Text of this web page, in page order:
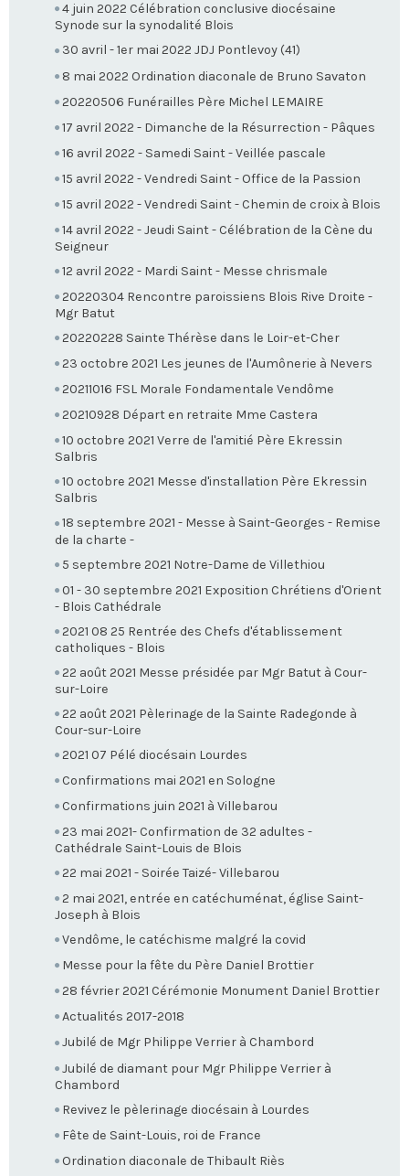
4 juin 2022 Célébration conclusive diocésaine
Synode sur la synodalité Blois
30 avril - 1er mai 2022 JDJ Pontlevoy (41)
8 mai 2022 Ordination diaconale de Bruno Savaton
20220506 Funérailles Père Michel LEMAIRE
17 avril 2022 - Dimanche de la Résurrection - Pâques
16 avril 2022 - Samedi Saint - Veillée pascale
15 avril 2022 - Vendredi Saint - Office de la Passion
15 avril 2022 - Vendredi Saint - Chemin de croix à Blois
14 avril 2022 - Jeudi Saint - Célébration de la Cène du
Seigneur
12 avril 2022 - Mardi Saint - Messe chrismale
20220304 Rencontre paroissiens Blois Rive Droite -
Mgr Batut
20220228 Sainte Thérèse dans le Loir-et-Cher
23 octobre 2021 Les jeunes de l'Aumônerie à Nevers
20211016 FSL Morale Fondamentale Vendôme
20210928 Départ en retraite Mme Castera
10 octobre 2021 Verre de l'amitié Père Ekressin
Salbris
10 octobre 2021 Messe d'installation Père Ekressin
Salbris
18 septembre 2021 - Messe à Saint-Georges - Remise
de la charte -
5 septembre 2021 Notre-Dame de Villethiou
01 - 30 septembre 2021 Exposition Chrétiens d'Orient
- Blois Cathédrale
2021 08 25 Rentrée des Chefs d'établissement
catholiques - Blois
22 août 2021 Messe présidée par Mgr Batut à Cour-
sur-Loire
22 août 2021 Pèlerinage de la Sainte Radegonde à
Cour-sur-Loire
2021 07 Pélé diocésain Lourdes
Confirmations mai 2021 en Sologne
Confirmations juin 2021 à Villebarou
23 mai 2021- Confirmation de 32 adultes -
Cathédrale Saint-Louis de Blois
22 mai 2021 - Soirée Taizé- Villebarou
2 mai 2021, entrée en catéchuménat, église Saint-
Joseph à Blois
Vendôme, le catéchisme malgré la covid
Messe pour la fête du Père Daniel Brottier
28 février 2021 Cérémonie Monument Daniel Brottier
Actualités 2017-2018
Jubilé de Mgr Philippe Verrier à Chambord
Jubilé de diamant pour Mgr Philippe Verrier à
Chambord
Revivez le pèlerinage diocésain à Lourdes
Fête de Saint-Louis, roi de France
Ordination diaconale de Thibault Riès